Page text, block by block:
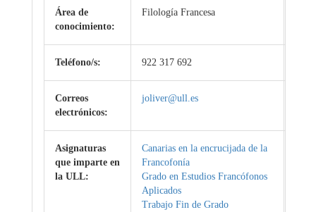
Área de
conocimiento:
Filología Francesa
Teléfono/s: 922 317 692
Correos
electrónicos:
joliver@ull.es
Asignaturas
que imparte en
la ULL:
Canarias en la encrucijada de la
Francofonía
Grado en Estudios Francófonos
Aplicados
Trabajo Fin de Grado